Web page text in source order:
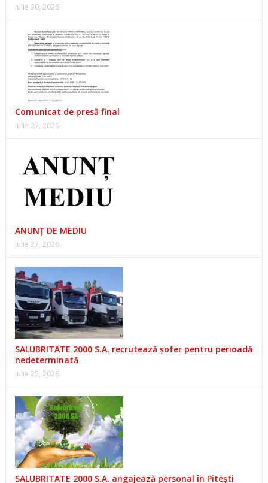
iulie 30, 2026
Comunicat de presă final
iulie 27, 2026
ANUNŢ DE MEDIU
iulie 27, 2026
SALUBRITATE 2000 S.A. recrutează șofer pentru perioadă
nedeterminată
iulie 25, 2026
SALUBRITATE 2000 S.A. angajează personal în Pitești